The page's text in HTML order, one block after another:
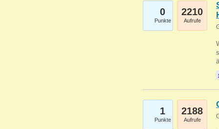
0
Punkte
2210
Aufrufe
1
Punkte
2188
Aufrufe